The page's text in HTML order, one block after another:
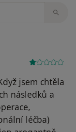
jsem chtěla
následků a
léčba)